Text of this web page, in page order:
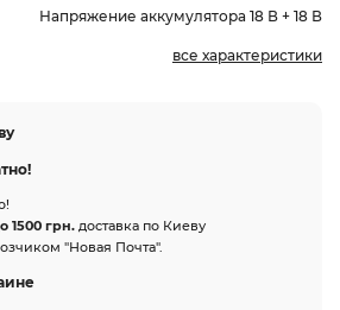
Напряжение аккумулятора 18 В + 18 В
все характеристики
1500 грн. доставка по Киеву
"Новая Почта".